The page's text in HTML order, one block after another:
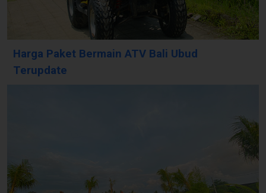
Harga Paket Bermain ATV Bali Ubud
Terupdate